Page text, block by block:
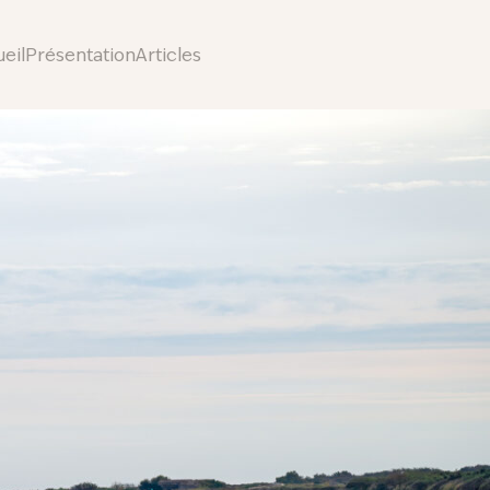
PrésentationArticles